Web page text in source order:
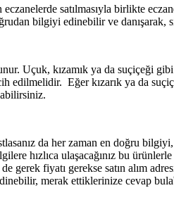
satılmasıyla birlikte
bilgiyi edinebilir ve
Uçuk, kızamık ya da suçiçeği
edilmelidir. Eğer kızarık ya da
da her zaman en doğru
hızlıca ulaşacağınız bu
gerek fiyatı gerekse satın alım
merak ettiklerinize cevap